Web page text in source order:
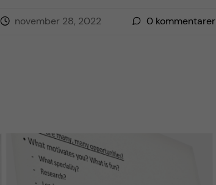
november 28, 2022 0kommentarer